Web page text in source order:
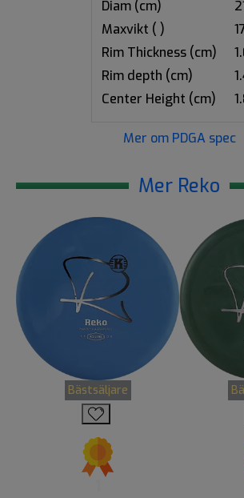
Diam (cm)
Maxvikt ( )
Rim Thickness (cm)
Rim depth (cm)
Center Height (cm)
Mer om PDGA spec
Mer Reko
Bästsäljare